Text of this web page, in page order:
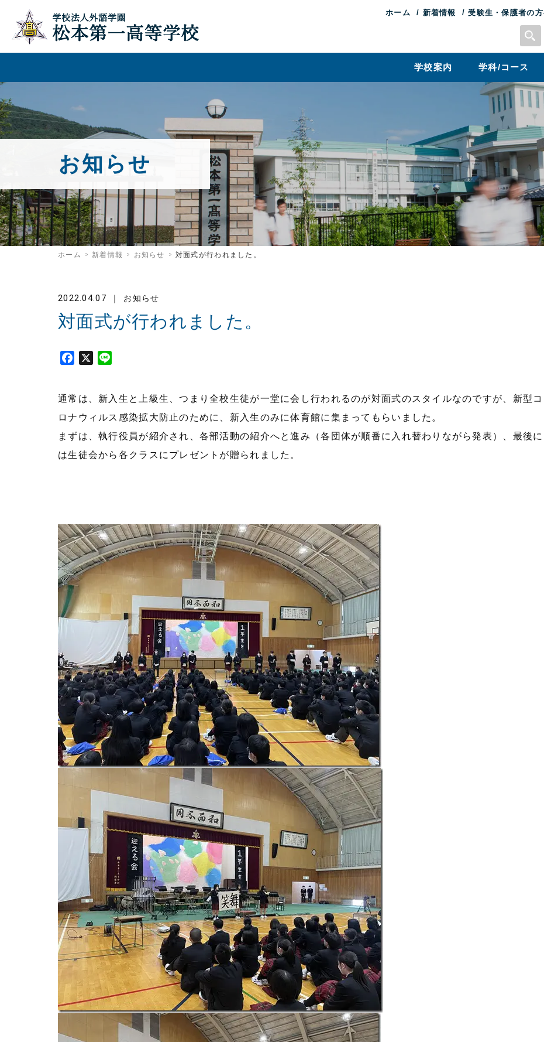
ホーム 新着情報 受験生・保護者の
学校案内 学科/コース
お知らせ
ホーム 新着情報 お知らせ 対面式が行われました。
2022.04.07 お知らせ
対面式が行われました。
e
b
o
k
X
e
通常は、新入生と上級生、つまり全校生徒が一堂に会し行われるのが対面式のスタイルなのですが、新型コ
ロナウィルス感染拡大防止のために、新入生のみに体育館に集まってもらいました。
まずは、執行役員が紹介され、各部活動の紹介へと進み（各団体が順番に入れ替わりながら発表）、最後に
は生徒会から各クラスにプレゼントが贈られました。